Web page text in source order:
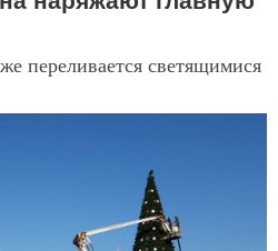
переливается светящимися